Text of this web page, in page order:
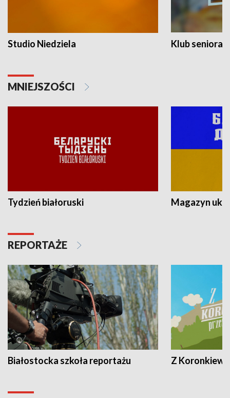
Studio Niedziela Klub seniora
MNIEJSZOŚCI
Tydzień białoruski Magazyn
REPORTAŻE
Białostocka szkoła reportażu Z